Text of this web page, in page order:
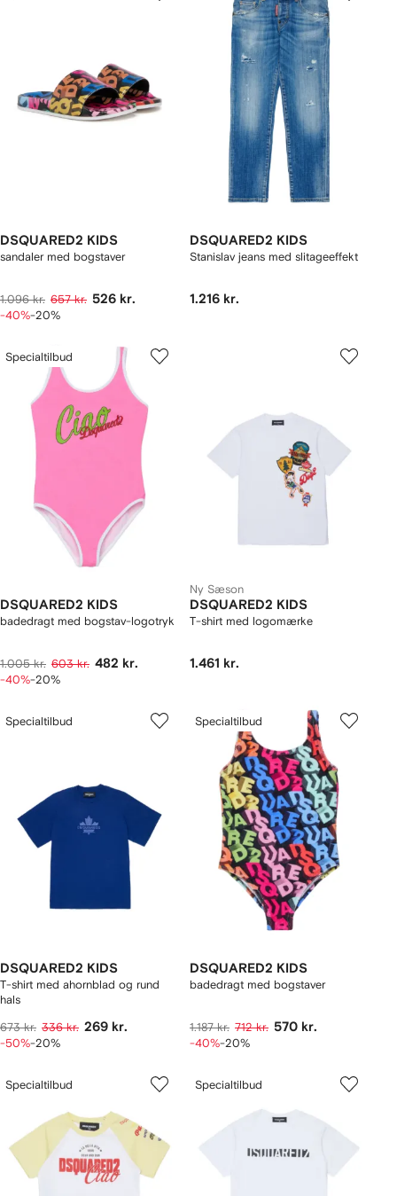
DSQUARED2 KIDS
sandaler med bogstaver
1.096 kr. 657 kr. 526 kr.
-40%-20%
DSQUARED2 KIDS
Stanislav jeans med slitageeffekt
1.216 kr.
Specialtilbud
DSQUARED2 KIDS
badedragt med bogstav-logotryk
1.005 kr. 603 kr. 482 kr.
-40%-20%
Ny Sæson
DSQUARED2 KIDS
T-shirt med logomærke
1.461 kr.
Specialtilbud
DSQUARED2 KIDS
T-shirt med ahornblad og rund
hals
673 kr. 336 kr. 269 kr.
-50%-20%
Specialtilbud
DSQUARED2 KIDS
badedragt med bogstaver
1.187 kr. 712 kr. 570 kr.
-40%-20%
Specialtilbud Specialtilbud